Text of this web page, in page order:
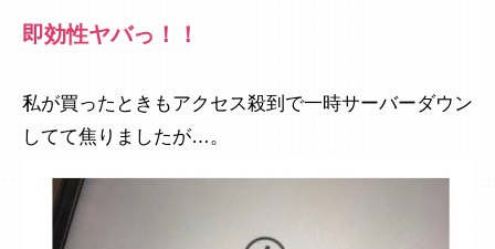
即効性ヤバっ！！
私が買ったときもアクセス殺到で一時サーバーダウン
してて焦りましたが…。